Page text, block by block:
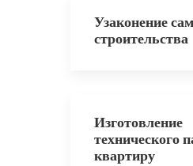
Узаконение
строительства
Изготовление
технического
квартиру